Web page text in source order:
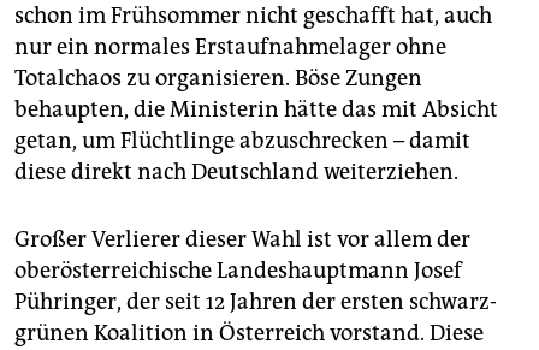
schon im Frühsommer nicht geschafft hat, auch
nur ein normales Erstaufnahmelager ohne
Totalchaos zu organisieren. Böse Zungen
behaupten, die Ministerin hätte das mit Absicht
getan, um Flüchtlinge abzuschrecken – damit
diese direkt nach Deutschland weiterziehen.
Großer Verlierer dieser Wahl ist vor allem der
oberösterreichische Landeshauptmann Josef
Pühringer, der seit 12 Jahren der ersten schwarz-
grünen Koalition in Österreich vorstand. Diese